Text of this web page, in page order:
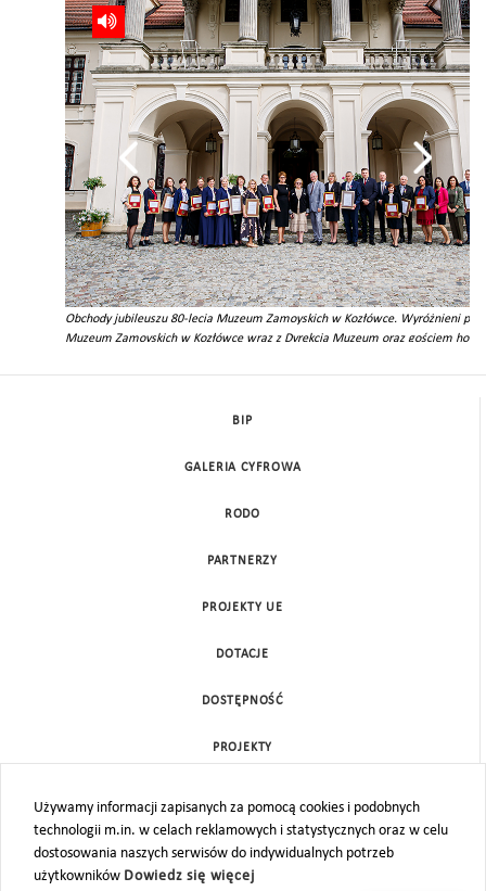
Obchody jubileuszu 80-lecia Muzeum Zamoyskich w Kozłówce. Wyróżnieni
Muzeum Zamoyskich w Kozłówce wraz z Dyrekcją Muzeum oraz gościem
Używamy informacji zapisanych za pomocą cookies i podobnych
technologii m.in. w celach reklamowych i statystycznych oraz w celu
dostosowania naszych serwisów do indywidualnych potrzeb
użytkowników Dowiedz się więcej
BIP
GALERIA CYFROWA
RODO
PARTNERZY
PROJEKTY UE
DOTACJE
DOSTĘPNOŚĆ
PROJEKTY
MAPA STRONY